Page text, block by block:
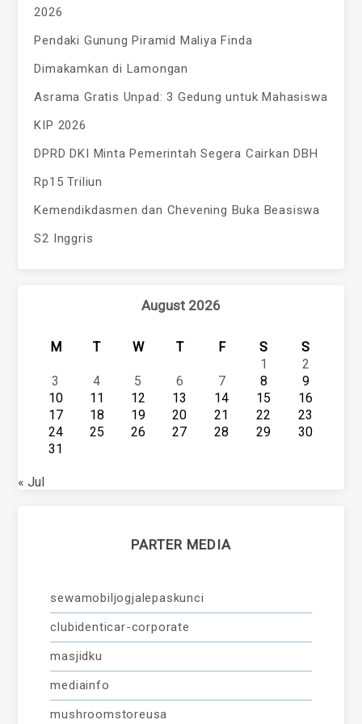
2026
Pendaki Gunung Piramid Maliya Finda
Dimakamkan di Lamongan
Asrama Gratis Unpad: 3 Gedung untuk Mahasiswa
KIP 2026
DPRD DKI Minta Pemerintah Segera Cairkan DBH
Rp15 Triliun
Kemendikdasmen dan Chevening Buka Beasiswa
S2 Inggris
August 2026
M T W T F S
S
1
2
3
4 5 6 7 8
9
10
11 12 13 14 15
16
17
18 19 20 21 22
23
24
25 26 27 28 29
30
31
« Jul
PARTER MEDIA
sewamobiljogjalepaskunci
clubidenticar-corporate
masjidku
mediainfo
mushroomstoreusa